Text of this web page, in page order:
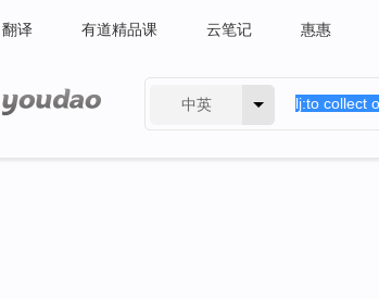
翻译 有道精品课 云笔记 惠惠
中英